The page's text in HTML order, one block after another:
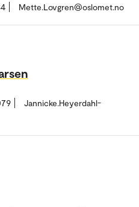
Mette.Lovgren@oslomet.no
Jannicke.Heyerdahl-